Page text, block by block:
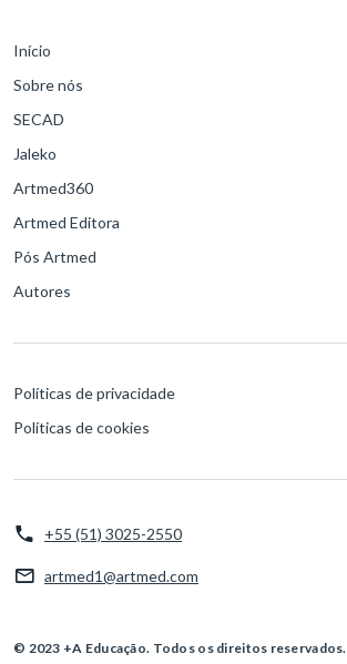
Início
Sobre nós
SECAD
Jaleko
Artmed360
Artmed Editora
Pós Artmed
Autores
Políticas de privacidade
Políticas de cookies
+55 (51) 3025-2550
artmed1@artmed.com
© 2023 +A Educação. Todos os direitos reservados.